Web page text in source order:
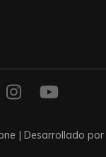
| Desarrollado por